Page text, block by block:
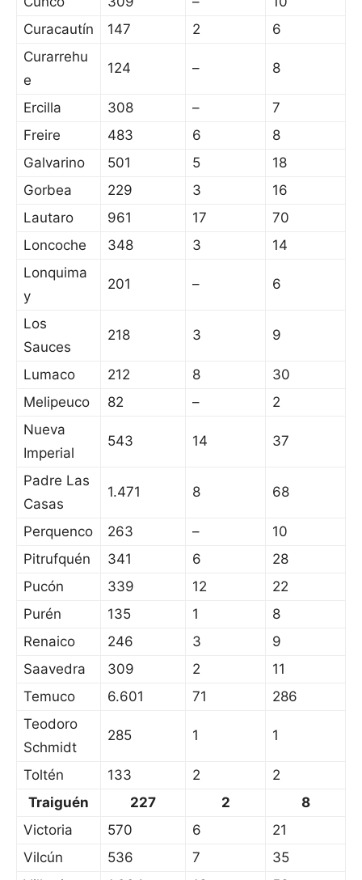
Curacautín
147 2
6
Curarrehu
e
124 – 8
Ercilla 308 –
7
Freire
483 6
8
Galvarino
501 5
18
Gorbea
229 3
16
Lautaro
961 17
70
Loncoche
348 3
14
Lonquima
y
201 – 6
Los
Sauces
218 3 9
Lumaco 212 8
30
Melipeuco
82 –
2
Nueva
Imperial
543 14 37
Padre Las
Casas
1.471 8 68
Perquenco 263 –
10
Pitrufquén
341 6
28
Pucón
339 12
22
Purén
135 1
8
Renaico
246 3
9
Saavedra
309 2
11
Temuco
6.601 71
286
Teodoro
Schmidt
285 1 1
Toltén 133 2
2
Traiguén
227 2
8
Victoria
570 6
21
Vilcún
536 7
35